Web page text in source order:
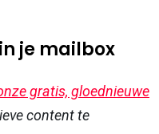
je mailbox
gratis, gloednieuwe
content te